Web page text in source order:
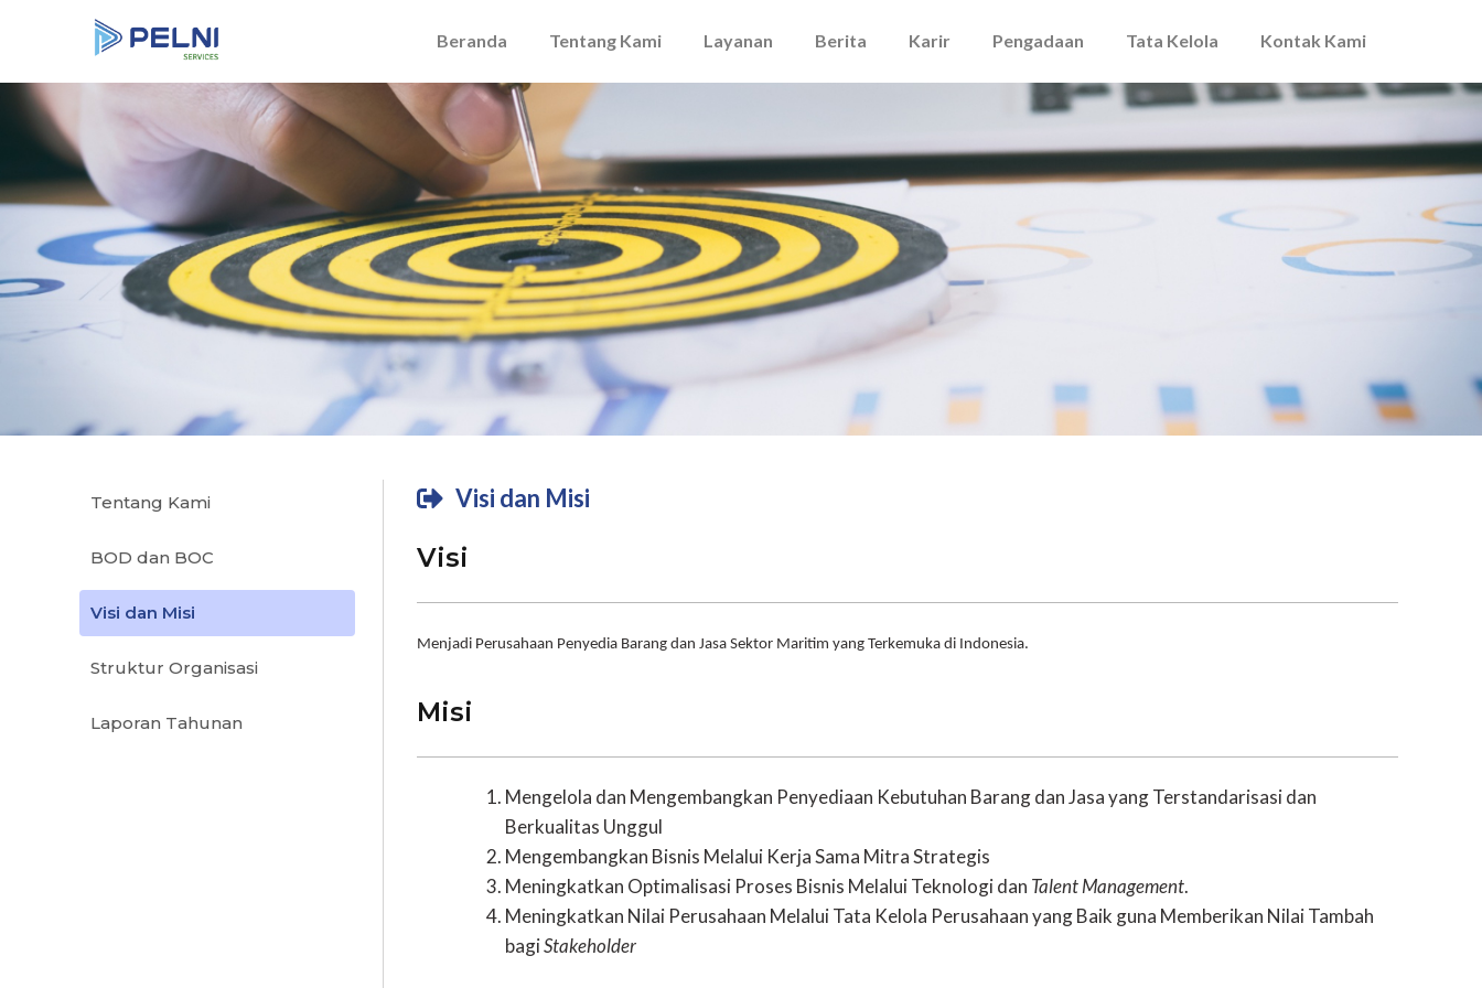
Beranda Tentang Kami Layanan Berita Karir Pengadaan Tata Kelola Kontak Kami
Tentang Kami
BOD dan BOC
Visi dan Misi
Struktur Organisasi
Laporan Tahunan
Visi dan Misi
Visi
Menjadi Perusahaan Penyedia Barang dan Jasa Sektor Maritim yang Terkemuka di Indonesia.
Misi
Mengelola dan Mengembangkan Penyediaan Kebutuhan Barang dan Jasa yang Terstandarisasi dan
Berkualitas Unggul
Mengembangkan Bisnis Melalui Kerja Sama Mitra Strategis
Meningkatkan Optimalisasi Proses Bisnis Melalui Teknologi dan Talent Management.
Meningkatkan Nilai Perusahaan Melalui Tata Kelola Perusahaan yang Baik guna Memberikan Nilai Tambah
bagiStakeholder